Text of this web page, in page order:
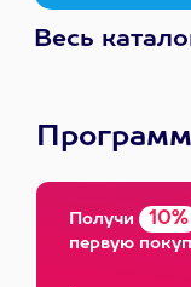
Весь
Получи 10%
первую